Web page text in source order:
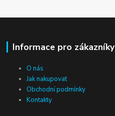
Informace pro zákazníky
O nás
Jak nakupovat
Obchodní podmínky
Kontakty